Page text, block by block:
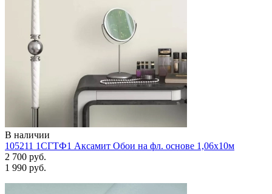
В наличии
105211 1СГТФ1 Аксамит Обои на фл. основе 1,06х10м
2 700 руб.
1 990 руб.